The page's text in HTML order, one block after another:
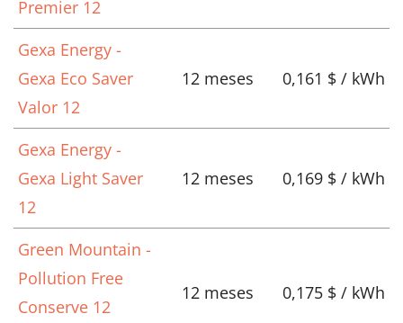
Premier 12
Gexa Energy -
Gexa Eco Saver
Valor 12
12 meses 0,161 $ / kWh
Gexa Energy -
Gexa Light Saver
12
12 meses 0,169 $ / kWh
Green Mountain -
Pollution Free
Conserve 12
12 meses 0,175 $ / kWh